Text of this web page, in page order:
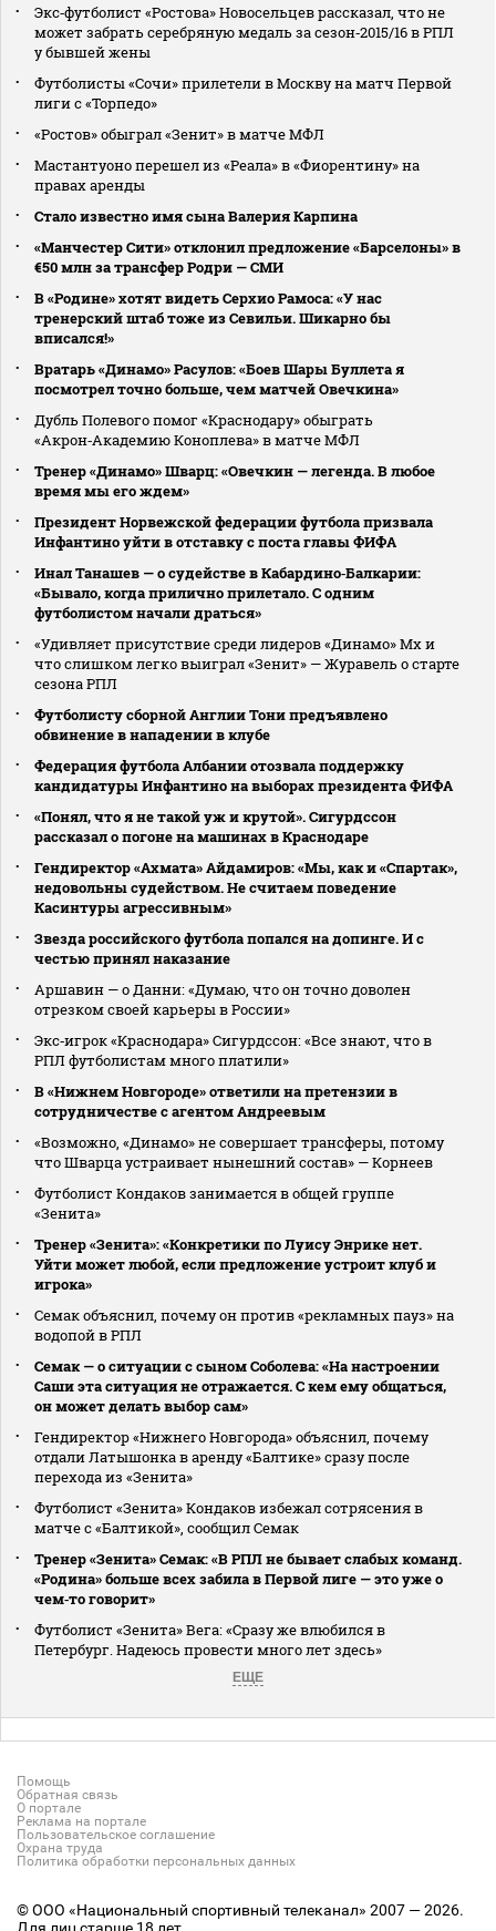
Экс‑футболист «Ростова» Новосельцев рассказал, что не
может забрать серебряную медаль за сезон‑2015/16 в РПЛ
у бывшей жены
Футболисты «Сочи» прилетели в Москву на матч Первой
лиги с «Торпедо»
«Ростов» обыграл «Зенит» в матче МФЛ
Мастантуоно перешел из «Реала» в «Фиорентину» на
правах аренды
Стало известно имя сына Валерия Карпина
«Манчестер Сити» отклонил предложение «Барселоны» в
€50 млн за трансфер Родри — СМИ
В «Родине» хотят видеть Серхио Рамоса: «У нас
тренерский штаб тоже из Севильи. Шикарно бы
вписался!»
Вратарь «Динамо» Расулов: «Боев Шары Буллета я
посмотрел точно больше, чем матчей Овечкина»
Дубль Полевого помог «Краснодару» обыграть
«Акрон‑Академию Коноплева» в матче МФЛ
Тренер «Динамо» Шварц: «Овечкин — легенда. В любое
время мы его ждем»
Президент Норвежской федерации футбола призвала
Инфантино уйти в отставку с поста главы ФИФА
Инал Танашев — о судействе в Кабардино‑Балкарии:
«Бывало, когда прилично прилетало. С одним
футболистом начали драться»
«Удивляет присутствие среди лидеров «Динамо» Мх и
что слишком легко выиграл «Зенит» — Журавель о старте
сезона РПЛ
Футболисту сборной Англии Тони предъявлено
обвинение в нападении в клубе
Федерация футбола Албании отозвала поддержку
кандидатуры Инфантино на выборах президента ФИФА
«Понял, что я не такой уж и крутой». Сигурдссон
рассказал о погоне на машинах в Краснодаре
Гендиректор «Ахмата» Айдамиров: «Мы, как и «Спартак»,
недовольны судейством. Не считаем поведение
Касинтуры агрессивным»
Звезда российского футбола попался на допинге. И с
честью принял наказание
Аршавин — о Данни: «Думаю, что он точно доволен
отрезком своей карьеры в России»
Экс‑игрок «Краснодара» Сигурдссон: «Все знают, что в
РПЛ футболистам много платили»
В «Нижнем Новгороде» ответили на претензии в
сотрудничестве с агентом Андреевым
«Возможно, «Динамо» не совершает трансферы, потому
что Шварца устраивает нынешний состав» — Корнеев
Футболист Кондаков занимается в общей группе
«Зенита»
Тренер «Зенита»: «Конкретики по Луису Энрике нет.
Уйти может любой, если предложение устроит клуб и
игрока»
Семак объяснил, почему он против «рекламных пауз» на
водопой в РПЛ
Семак — о ситуации с сыном Соболева: «На настроении
Саши эта ситуация не отражается. С кем ему общаться,
он может делать выбор сам»
Гендиректор «Нижнего Новгорода» объяснил, почему
отдали Латышонка в аренду «Балтике» сразу после
перехода из «Зенита»
Футболист «Зенита» Кондаков избежал сотрясения в
матче с «Балтикой», сообщил Семак
Тренер «Зенита» Семак: «В РПЛ не бывает слабых команд.
«Родина» больше всех забила в Первой лиге — это уже о
чем‑то говорит»
Футболист «Зенита» Вега: «Сразу же влюбился в
Петербург. Надеюсь провести много лет здесь»
ЕЩЕ
Помощь
Обратная связь
О портале
Реклама на портале
Пользовательское соглашение
Охрана труда
Политика обработки персональных данных
© ООО «Национальный спортивный телеканал» 2007 — 2026.
Для лиц старше 18 лет